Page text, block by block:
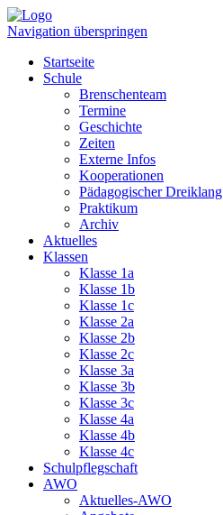
Navigation überspringen
Startseite
Schule
Brenschenteam
Termine
Geschichte
Zeiten
Externe Infos
Kooperationen
Pädagogischer Dreiklang
Praktikum
Archiv
Aktuelles
Klassen
Klasse 1a
Klasse 1b
Klasse 1c
Klasse 2a
Klasse 2b
Klasse 2c
Klasse 3a
Klasse 3b
Klasse 3c
Klasse 4a
Klasse 4b
Klasse 4c
Schulpflegschaft
AWO
Aktuelles-AWO